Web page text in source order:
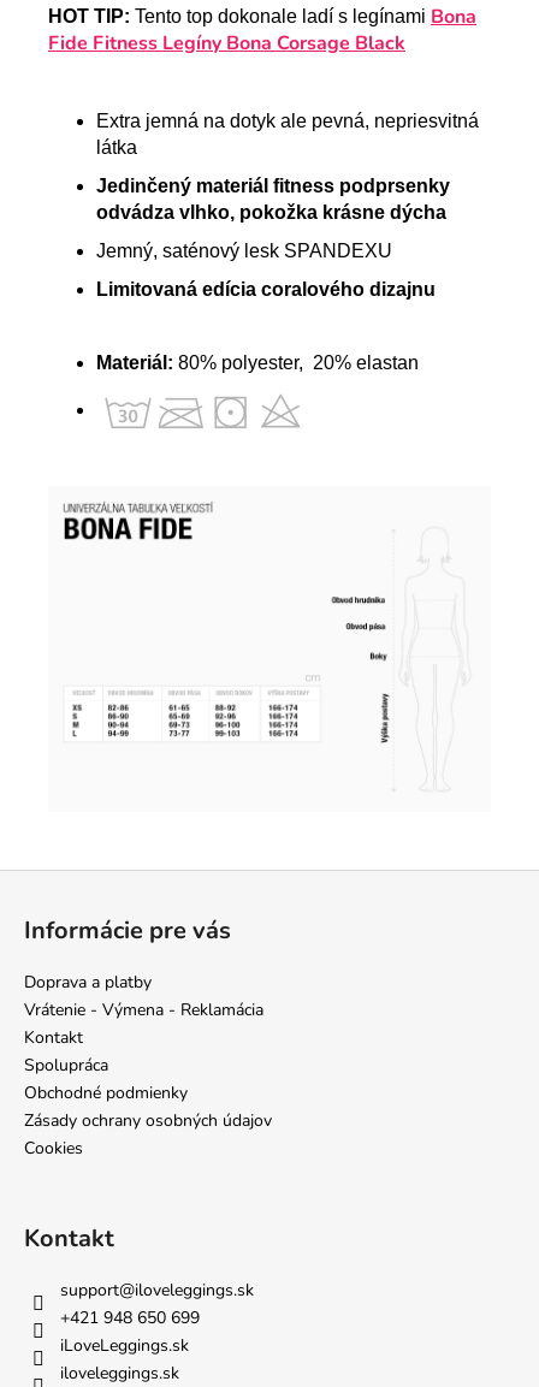
HOT TIP: Tento top dokonale ladí s legínami Bona
Fide Fitness Legíny Bona Corsage Black
Extra jemná na dotyk ale pevná, nepriesvitná
látka
Jedinčený materiál fitness podprsenky
odvádza vlhko, pokožka krásne dýcha
Jemný, saténový lesk SPANDEXU
Limitovaná edícia coralového dizajnu
Materiál: 80% polyester, 20% elastan
Informácie pre vás
Doprava a platby
Vrátenie - Výmena - Reklamácia
Kontakt
Spolupráca
Obchodné podmienky
Zásady ochrany osobných údajov
Cookies
Kontakt
support@iloveleggings.sk
+421 948 650 699
iLoveLeggings.sk
iloveleggings.sk